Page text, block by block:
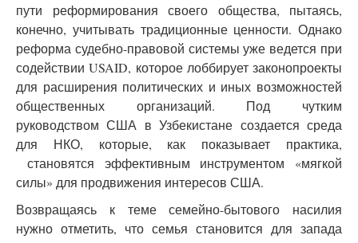
пути реформирования своего общества, пытаясь,
конечно, учитывать традиционные ценности. Однако
реформа судебно-правовой системы уже ведется при
содействии USAID, которое лоббирует законопроекты
для расширения политических и иных возможностей
общественных организаций. Под чутким
руководством США в Узбекистане создается среда
для НКО, которые, как показывает практика,
становятся эффективным инструментом «мягкой
силы» для продвижения интересов США.
Возвращаясь к теме семейно-бытового насилия
нужно отметить, что семья становится для запада